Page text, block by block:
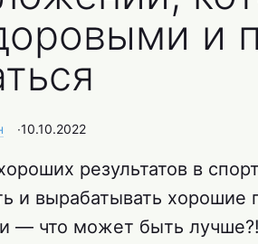
и
∙10.10.2022
результатов в
и вырабатывать хорошие
— что может быть